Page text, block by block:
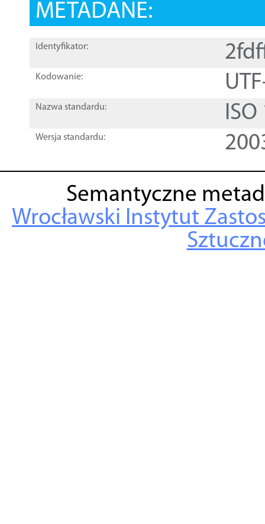
METADANE:
Identyfikator:
Kodowanie:
Nazwa standardu:
Wersja standardu:
Semantyczne
Wrocławski Instytut